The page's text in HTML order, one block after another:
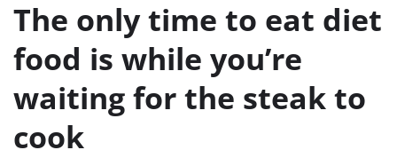
The only time to eat diet
food is while you’re
waiting for the steak to
cook